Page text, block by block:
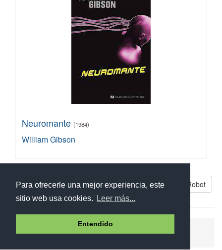
Para ofrecerle una mejor experiencia, este
sitio web usa cookies.
Leer más...
Entendido
Neuromante (1984)
William Gibson
Libros parecidos a Yo, Robot
Aviso legal